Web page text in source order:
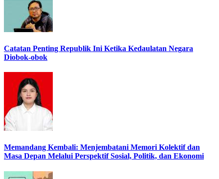
Catatan Penting Republik Ini Ketika Kedaulatan Negara
Diobok-obok
Memandang Kembali: Menjembatani Memori Kolektif dan
Masa Depan Melalui Perspektif Sosial, Politik, dan Ekonomi